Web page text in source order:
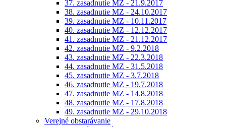
37. zasadnutie MZ - 21.9.2017
38. zasadnutie MZ - 24.10.2017
39. zasadnutie MZ - 10.11.2017
40. zasadnutie MZ - 12.12.2017
41. zasadnutie MZ - 21.12.2017
42. zasadnutie MZ - 9.2.2018
43. zasadnutie MZ - 22.3.2018
44. zasadnutie MZ - 31.5.2018
45. zasadnutie MZ - 3.7.2018
46. zasadnutie MZ - 19.7.2018
47. zasadnutie MZ - 14.8.2018
48. zasadnutie MZ - 17.8.2018
49. zasadnutie MZ - 29.10.2018
Verejné obstarávanie